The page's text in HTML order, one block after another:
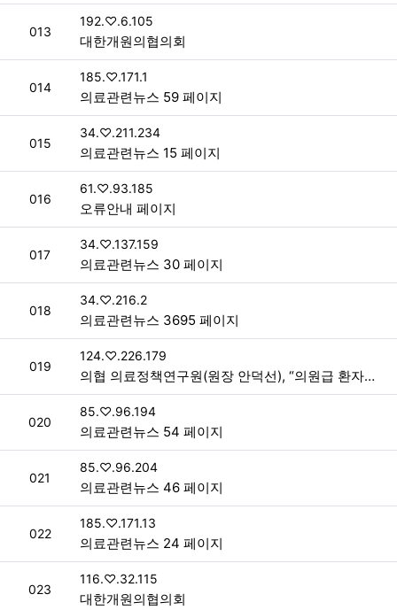
번호
013
접속자
192.♡.6.105
대한개원의협의회
번호
014
접속자
185.♡.171.1
의료관련뉴스 59 페이지
번호
015
접속자
34.♡.211.234
의료관련뉴스 15 페이지
번호
016
접속자
61.♡.93.185
오류안내 페이지
번호
017
접속자
34.♡.137.159
의료관련뉴스 30 페이지
번호
018
접속자
34.♡.216.2
의료관련뉴스 3695 페이지
번호
019
접속자
124.♡.226.179
의협 의료정책연구원(원장 안덕선), “의원급 환자안전, 대형병원 모델 단순 복사 아냐” > 일일 주요뉴스
번호
020
접속자
85.♡.96.194
의료관련뉴스 54 페이지
번호
021
접속자
85.♡.96.204
의료관련뉴스 46 페이지
번호
022
접속자
185.♡.171.13
의료관련뉴스 24 페이지
번호
023
접속자
116.♡.32.115
대한개원의협의회